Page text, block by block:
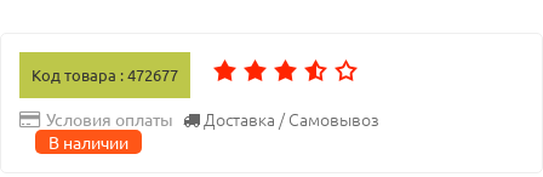
Код товара : 472677
Условия оплаты Доставка / Самовывоз
В наличии